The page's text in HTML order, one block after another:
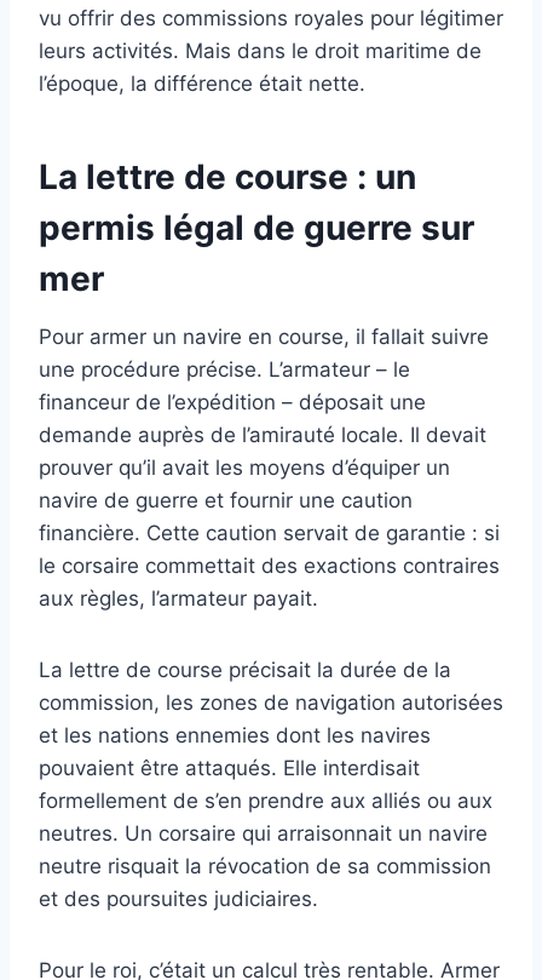
vu offrir des commissions royales pour légitimer
leurs activités. Mais dans le droit maritime de
l’époque, la différence était nette.
La lettre de course : un
permis légal de guerre sur
mer
Pour armer un navire en course, il fallait suivre
une procédure précise. L’armateur – le
financeur de l’expédition – déposait une
demande auprès de l’amirauté locale. Il devait
prouver qu’il avait les moyens d’équiper un
navire de guerre et fournir une caution
financière. Cette caution servait de garantie : si
le corsaire commettait des exactions contraires
aux règles, l’armateur payait.
La lettre de course précisait la durée de la
commission, les zones de navigation autorisées
et les nations ennemies dont les navires
pouvaient être attaqués. Elle interdisait
formellement de s’en prendre aux alliés ou aux
neutres. Un corsaire qui arraisonnait un navire
neutre risquait la révocation de sa commission
et des poursuites judiciaires.
Pour le roi, c’était un calcul très rentable. Armer